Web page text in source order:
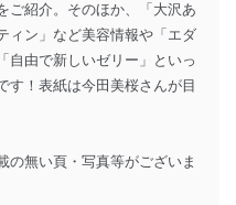
ご紹介。そのほか、「大沢あ
ィン」など美容情報や「エダ
自由で新しいゼリー」といっ
す！表紙は今田美桜さんが目
無い頁・写真等がございま